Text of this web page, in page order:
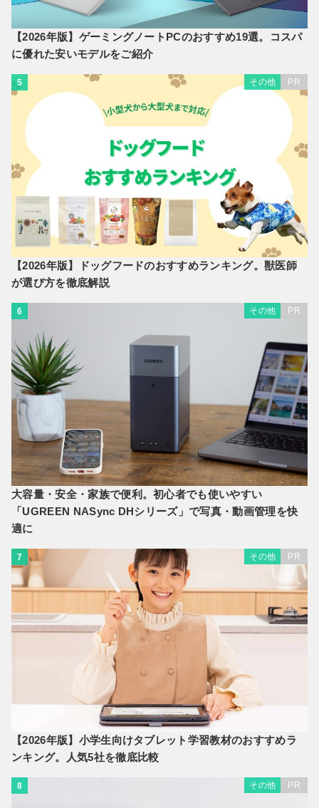
【2026年版】ゲーミングノートPCのおすすめ19選。コスパ
に優れた安いモデルをご紹介
5 その他 PR
【2026年版】ドッグフードのおすすめランキング。獣医師
が選び方を徹底解説
6 その他 PR
大容量・安全・家族で便利。初心者でも使いやすい
「UGREEN NASync DHシリーズ」で写真・動画管理を快
適に
7 その他 PR
【2026年版】小学生向けタブレット学習教材のおすすめラ
ンキング。人気5社を徹底比較
8 その他 PR